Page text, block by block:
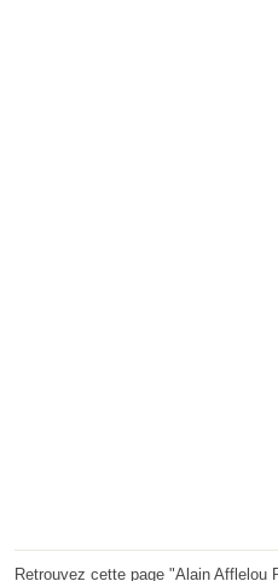
Retrouvez cette page "Alain Afflelou